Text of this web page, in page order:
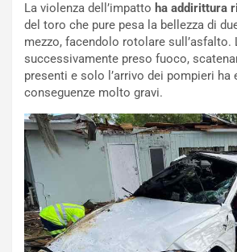
La violenza dell’impatto ha addirittura
del toro che pure pesa la bellezza di
mezzo, facendolo rotolare sull’asfalto.
successivamente preso fuoco,
presenti e solo l’arrivo dei pompieri ha
conseguenze molto gravi.
a
n
a
F
A
S
m
e
n
e
n
z
a
d
G
u
d
a
P